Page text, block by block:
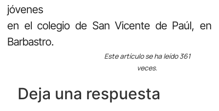
jóvenes
en el colegio de San Vicente de Paúl, en
Barbastro.
Este artículo se ha leído 361
veces.
Deja una respuesta